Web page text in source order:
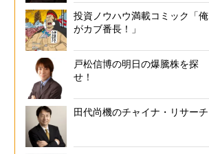
投資ノウハウ満載コミック「俺
がカブ番長！」
戸松信博の明日の爆騰株を探
せ！
田代尚機のチャイナ・リサーチ